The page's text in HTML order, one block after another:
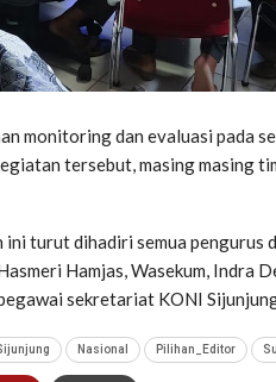
monitoring dan evaluasi pada
tersebut, masing masing
turut dihadiri semua pengurus
Hamjas, Wasekum, Indra
sekretariat KONI
Nasional Pilihan_Editor